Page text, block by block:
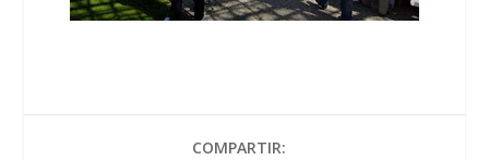
COMPARTIR: